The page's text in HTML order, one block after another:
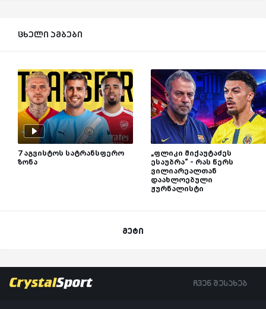
ცხელი ამბები
7 აგვისტოს სატრანსფერო
ზონა
„ფლიკი მიქაუტაძეს
ესაუბრა“ - რას წერს
ვილიარეალთან
დაახლოებული
ჟურნალისტი
მეტი
ჩვენ შესახებ